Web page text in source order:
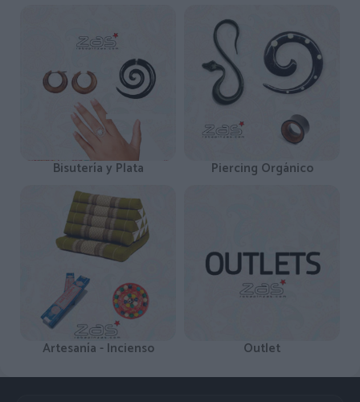
Bisutería y Plata Piercing Orgánico
Artesanía - Incienso Outlet